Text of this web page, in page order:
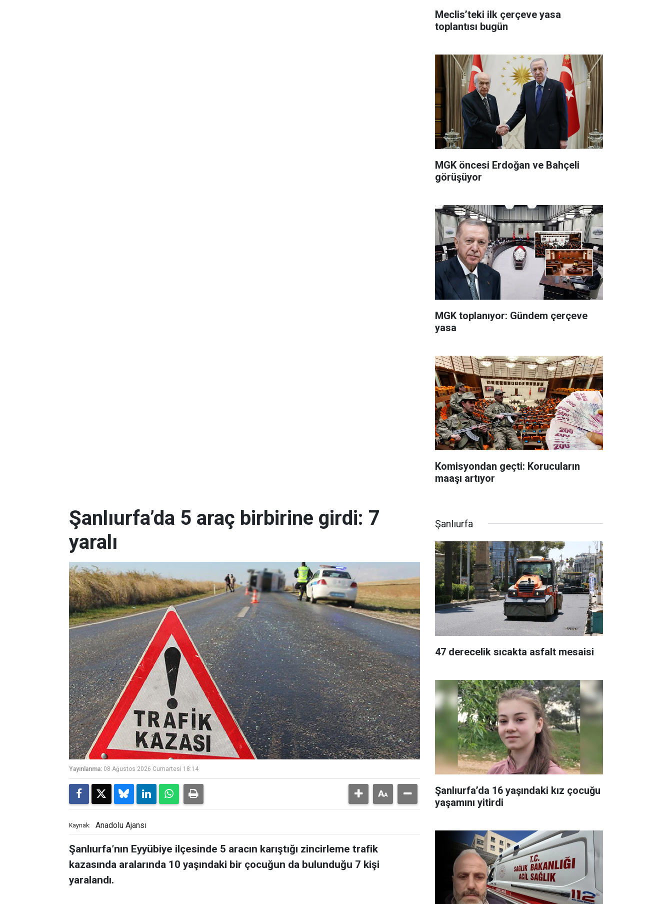
Meclis’teki ilk çerçeve yasa
toplantısı bugün
MGK öncesi Erdoğan ve Bahçeli
görüşüyor
MGK toplanıyor: Gündem çerçeve
yasa
Komisyondan geçti: Korucuların
maaşı artıyor
Şanlıurfa’da 5 araç birbirine girdi: 7
yaralı
Yayınlanma: 08 Ağustos 2026 Cumartesi 18:14
Kaynak: Anadolu Ajansı
Şanlıurfa’nın Eyyübiye ilçesinde 5 aracın karıştığı zincirleme trafik
kazasında aralarında 10 yaşındaki bir çocuğun da bulunduğu 7 kişi
yaralandı.
Şanlıurfa
47 derecelik sıcakta asfalt mesaisi
Şanlıurfa’da 16 yaşındaki kız çocuğu
yaşamını yitirdi